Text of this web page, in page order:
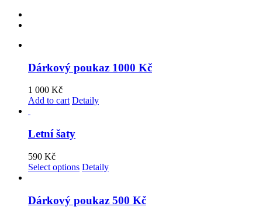
Dárkový poukaz 1000 Kč
1 000 Kč
Add to cart Detaily
Letní šaty
590 Kč
Select options Detaily
Dárkový poukaz 500 Kč